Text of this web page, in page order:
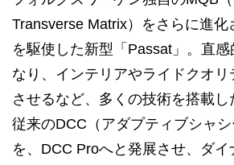
Transverse Matrix）をさらに進
を駆使した新型「Passat」。直
なり、インテリアやライドクオ
させるなど、多くの技術を搭載し
従来のDCC（アダプティブシャシ
を、DCC Proへと発展させ、ダイ